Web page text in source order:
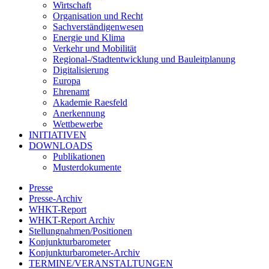
Wirtschaft
Organisation und Recht
Sachverständigenwesen
Energie und Klima
Verkehr und Mobilität
Regional-/Stadtentwicklung und Bauleitplanung
Digitalisierung
Europa
Ehrenamt
Akademie Raesfeld
Anerkennung
Wettbewerbe
INITIATIVEN
DOWNLOADS
Publikationen
Musterdokumente
Presse
Presse-Archiv
WHKT-Report
WHKT-Report Archiv
Stellungnahmen/Positionen
Konjunkturbarometer
Konjunkturbarometer-Archiv
TERMINE/VERANSTALTUNGEN